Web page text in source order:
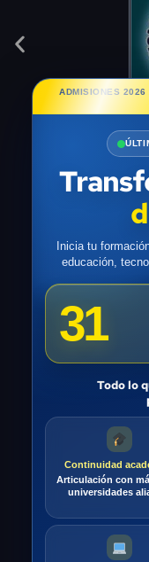
ADMISIONES 2026
Inicia tu
educación,
31
Todo lo
Continuidad
Articulación con
universidades